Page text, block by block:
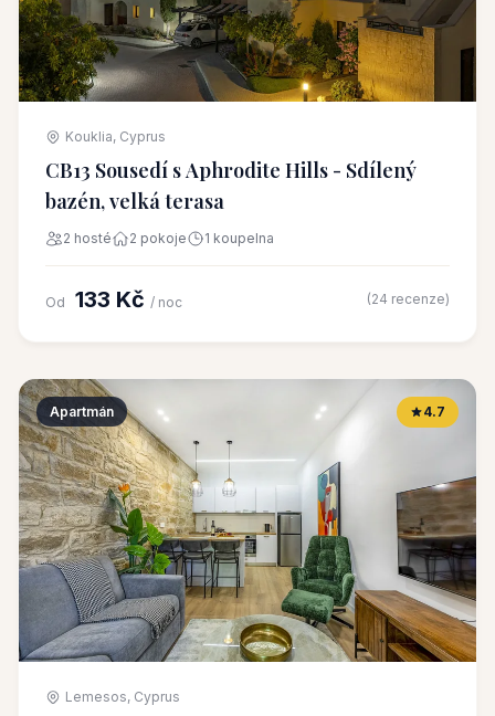
Kouklia, Cyprus
CB13 Sousedí s Aphrodite Hills - Sdílený
bazén, velká terasa
2 hosté 2 pokoje 1 koupelna
Od 133 Kč / noc (24 recenze)
Apartmán 4.7
Lemesos, Cyprus